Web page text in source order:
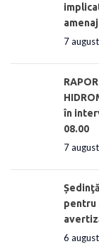
7
în
08.00
7
pentru
6